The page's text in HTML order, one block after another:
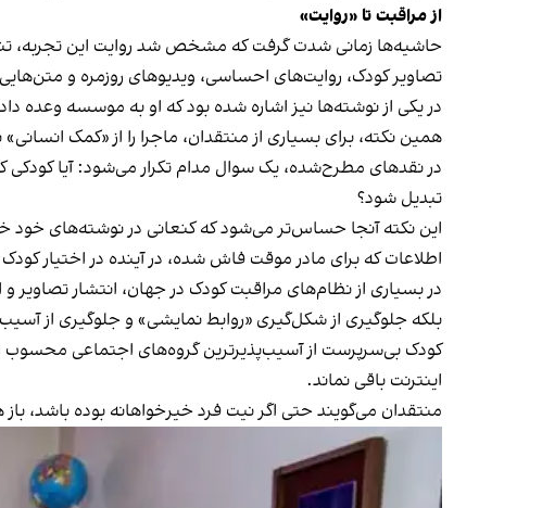
از مراقبت تا «روایت»
حاشیه‌ها زمانی شدت گرفت که مشخص شد روایت این تجربه،
تصاویر کودک، روایت‌های احساسی، ویدیوهای روزمره و
در یکی از نوشته‌ها نیز اشاره شده بود که او به موسسه وعده
همین نکته، برای بسیاری از منتقدان، ماجرا را از «کمک
در نقدهای مطرح‌شده، یک سوال مدام تکرار می‌شود: آیا
تبدیل شود؟
این نکته آنجا حساس‌تر می‌شود که کنعانی در نوشته‌های خود
اطلاعات که برای مادر موقت فاش شده، در آینده در اختیار
در بسیاری از نظام‌های مراقبت کودک در جهان، انتشار
بلکه جلوگیری از شکل‌گیری «روابط نمایشی» و جلوگیری از
کودک بی‌سرپرست از آسیب‌پذیرترین گروه‌های اجتماعی محسوب
اینترنت باقی نماند.
منتقدان می‌گویند حتی اگر نیت فرد خیرخواهانه بوده باشد،